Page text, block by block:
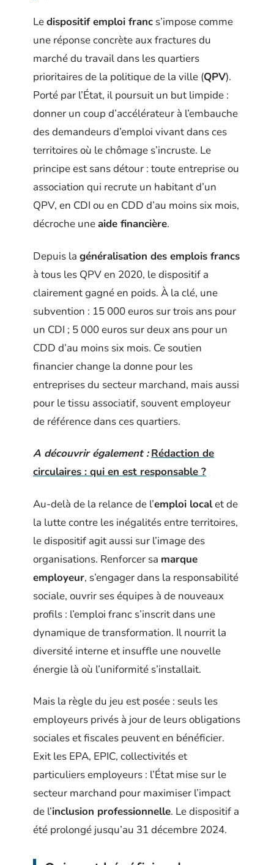
Ledispositif emploi franc s’impose comme
une réponse concrète aux fractures du
marché du travail dans les quartiers
prioritaires de la politique de la ville (QPV).
Porté par l’État, il poursuit un but limpide :
donner un coup d’accélérateur à l’embauche
des demandeurs d’emploi vivant dans ces
territoires où le chômage s’incruste. Le
principe est sans détour : toute entreprise ou
association qui recrute un habitant d’un
QPV, en CDI ou en CDD d’au moins six mois,
décroche uneaide financière.
Depuis la généralisation des emplois francs
à tous les QPV en 2020, le dispositif a
clairement gagné en poids. À la clé, une
subvention : 15 000 euros sur trois ans pour
un CDI ; 5 000 euros sur deux ans pour un
CDD d’au moins six mois. Ce soutien
financier change la donne pour les
entreprises du secteur marchand, mais aussi
pour le tissu associatif, souvent employeur
de référence dans ces quartiers.
A découvrir également : Rédaction de
circulaires : qui en est responsable ?
Au-delà de la relance de l’emploi localet de
la lutte contre les inégalités entre territoires,
le dispositif agit aussi sur l’image des
organisations. Renforcer sa marque
employeur, s’engager dans la responsabilité
sociale, ouvrir ses équipes à de nouveaux
profils : l’emploi franc s’inscrit dans une
dynamique de transformation. Il nourrit la
diversité interne et insuffle une nouvelle
énergie là où l’uniformité s’installait.
Mais la règle du jeu est posée : seuls les
employeurs privés à jour de leurs obligations
sociales et fiscales peuvent en bénéficier.
Exit les EPA, EPIC, collectivités et
particuliers employeurs : l’État mise sur le
secteur marchand pour maximiser l’impact
de l’inclusion professionnelle. Le dispositif a
été prolongé jusqu’au 31 décembre 2024.